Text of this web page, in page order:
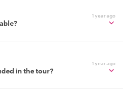
1 year ago
1 year ago
in the tour?